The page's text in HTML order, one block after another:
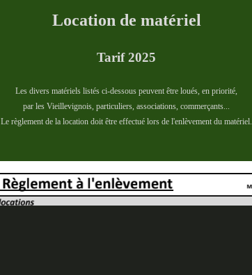
Location de matériel
Tarif 2025
Les divers matériels listés ci-dessous peuvent être loués, en priorité,
par les Vieillevignois, particuliers, associations, commerçants...
Le règlement de la location doit être effectué lors de l'enlèvement du matériel.